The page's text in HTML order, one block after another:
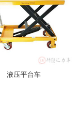
液压平台车